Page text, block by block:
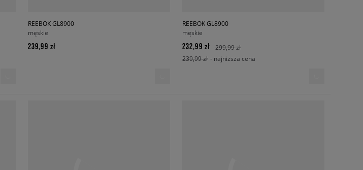
REEBOK GL8900
męskie
239,99 zł
REEBOK GL8900
męskie
232,99 zł
299,99 zł
239,99 zł - najniższa cena